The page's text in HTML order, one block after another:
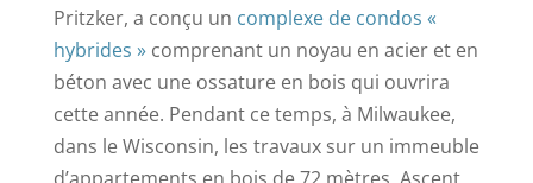
Pritzker, a conçu un complexe de condos «
hybrides »comprenant un noyau en acier et en
béton avec une ossature en bois qui ouvrira
cette année. Pendant ce temps, à Milwaukee,
dans le Wisconsin, les travaux sur un immeuble